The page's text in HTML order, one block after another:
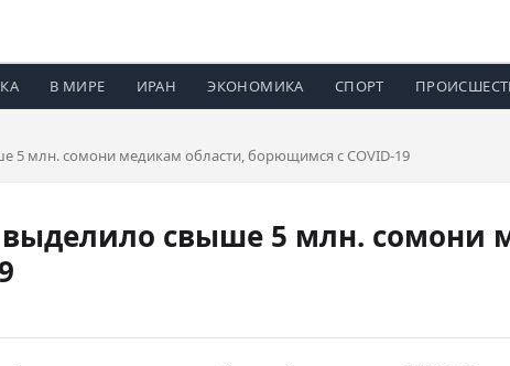
В МИРЕ ИРАН ЭКОНОМИКА СПОРТ
5 млн. сомони медикам области, борющимся с COVID-19
выделило свыше 5 млн. сомони